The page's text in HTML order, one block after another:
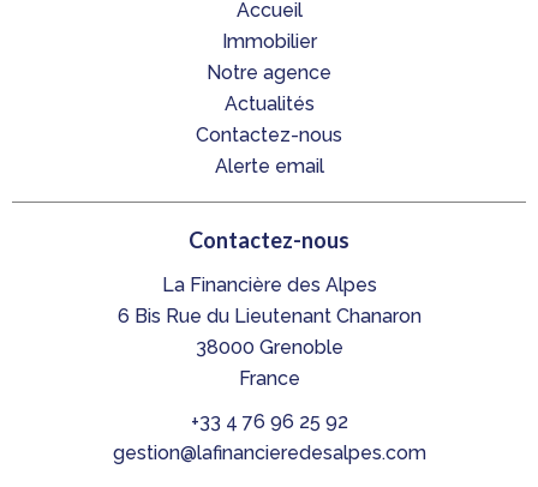
Accueil
Immobilier
Notre agence
Actualités
Contactez-nous
Alerte email
Contactez-nous
La Financière des Alpes
6 Bis Rue du Lieutenant Chanaron
38000 Grenoble
France
+33 4 76 96 25 92
gestion@lafinancieredesalpes.com